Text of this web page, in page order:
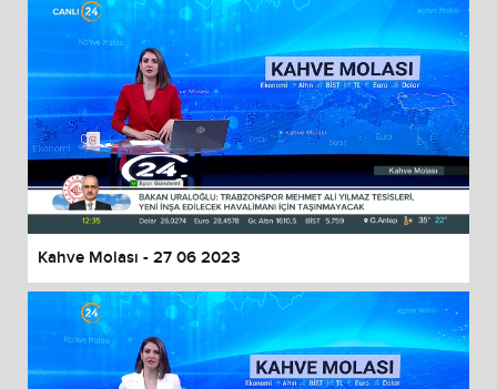
Kahve Molası - 27 06 2023